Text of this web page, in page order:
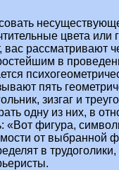
цвета или
вас рассматривают
в
пять
зизгаг и
одну из них, в
«Вот фигура,
от выбранной
в трудоголики,